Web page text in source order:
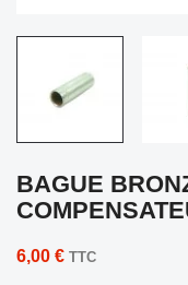
BAGUE
6,00 € TTC